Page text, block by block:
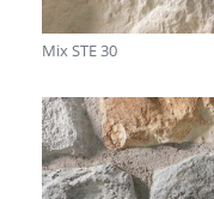
Mix STE 30